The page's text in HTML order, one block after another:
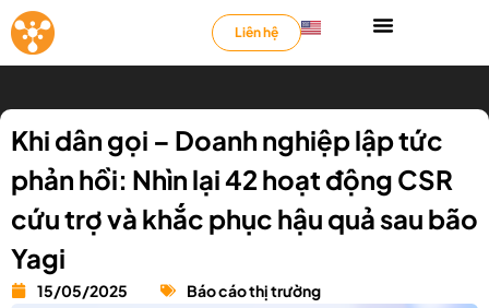
Liên hệ
Khi dân gọi – Doanh nghiệp lập tức
phản hồi: Nhìn lại 42 hoạt động CSR
cứu trợ và khắc phục hậu quả sau bão
Yagi
15/05/2025 Báo cáo thị trường